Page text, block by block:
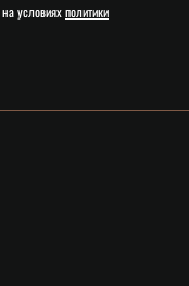
на условияхполитики